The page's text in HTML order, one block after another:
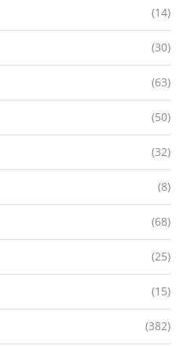
(14)
(30)
(63)
(50)
(32)
(8)
(68)
(25)
(15)
(382)